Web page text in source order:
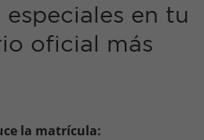
en tu
oficial más
la matrícula: